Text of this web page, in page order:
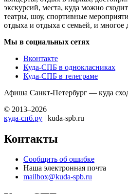
экскурсий, места, куда можно
театры, шоу, спортивные
отдыха и отдыха с семьей, и многое
Мы в социальных сетях
Вконтакте
Куда-СПБ в однокласниках
Куда-СПБ в телеграме
Афиша Санкт-Петербург — куда
© 2013–2026
куда-спб.ру | kuda-spb.ru
Контакты
Сообщить об ошибке
Наша электронная почта
mailbox@kuda-spb.ru